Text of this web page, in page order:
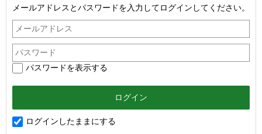
メールアドレスとパスワードを入力してログインしてください。
パスワードを表示する
ログインしたままにする